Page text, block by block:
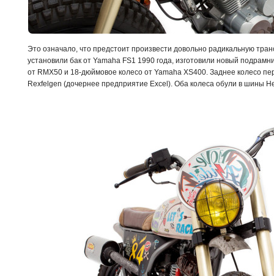
Это означало, что предстоит произвести довольно радикальную
установили бак от Yamaha FS1 1990 года, изготовили новый
от RMX50 и 18-дюймовое колесо от Yamaha XS400. Заднее колесо
Rexfelgen (дочернее предприятие Excel). Оба колеса обули в шины